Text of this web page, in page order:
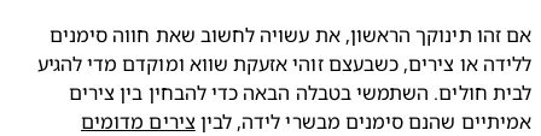
אם זהו תינוקך הראשון, את עשויה לחשוב שאת חווה סימנים
ללידה או צירים, כשבעצם זוהי אזעקת שווא ומוקדם מדי להגיע
לבית חולים. השתמשי בטבלה הבאה כדי להבחין בין צירים
שהנם סימנים מבשרי לידה, לבין צירים מדומים